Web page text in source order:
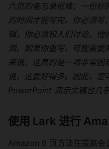
六页的备忘录很难；一份
的时间才能写完。你必须写
辑，你必须和人们讨论。他
洞。如果你重写，可能需
来说，这真的是一项非常困
说，这要好得多。因此，您
PowerPoint 演示文稿也几
使用 Lark 进行
Amazon 6 页方法在提高会